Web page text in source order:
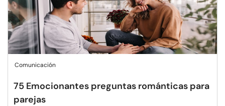
Comunicación
75 Emocionantes preguntas románticas para
parejas